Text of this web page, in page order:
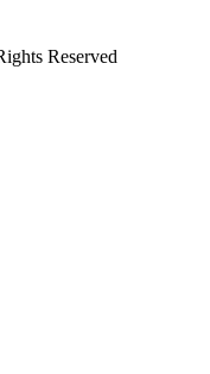
Reserved